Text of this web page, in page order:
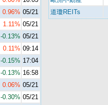
0.96% 05/21
1.11% 05/21
-0.13% 05/21
0.11% 09:14
-0.15% 17:04
-0.13% 16:58
0.06% 05/21
-0.30% 05/21
道瓊REITs